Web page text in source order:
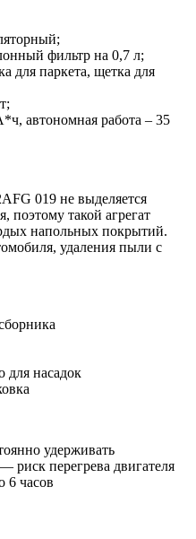
фильтр на 0,7 л;
для паркета, щетка для
автономная работа – 35
019 не выделяется
такой агрегат
напольных покрытий.
удаления пыли с
для насадок
удерживать
риск перегрева двигателя
6 часов